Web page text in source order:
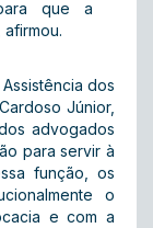
que a
dos
Júnior,
advogados
para servir à
função, os
o
e com a